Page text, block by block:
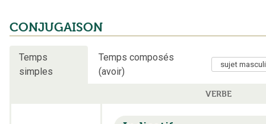
CONJUGAISON
Temps
simples
Temps composés
(avoir)
VERBE